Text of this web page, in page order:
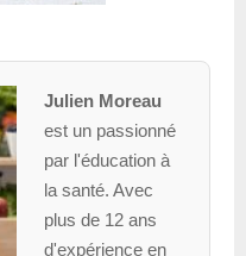
Julien Moreau
est un passionné
par l'éducation à
la santé. Avec
plus de 12 ans
d'expérience en